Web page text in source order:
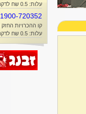
עלות: 0.5 שח לדקה + זמן אוויר
1900-720352
קו ההכרויות
עלות: 0.5 שח לדקה + זמן אוויר